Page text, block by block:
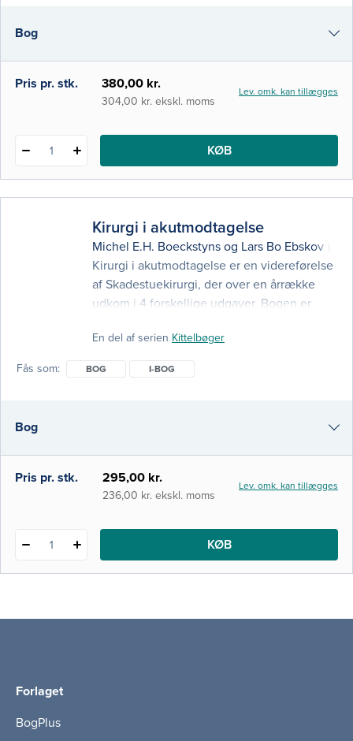
opbygning og funktion. Bogen hen
Bog
e-bog
Pris pr. stk. 380,00 kr.
304,00 kr. ekskl. moms
Lev. omk. kan tillægges
1 KØB
Kirurgi i akutmodtagelse
Michel E.H. Boeckstyns og Lars Bo Ebskov
Kirurgi i akutmodtagelse er en videreførelse
af Skadestuekirurgi, der over en årrække
udkom i 4 forskellige udgaver. Bogen er
inden for diagnostik og behandling, og den
En del af serien Kittelbøger
Fås som BOG I-BOG
Bog
i-bog
Pris pr. stk. 295,00 kr.
236,00 kr. ekskl. moms
Lev. omk. kan tillægges
1 KØB
Forlaget
BogPlus